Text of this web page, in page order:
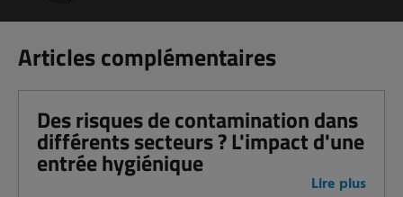
Articles complémentaires
Des risques de contamination dans
différents secteurs ? L'impact d'une
entrée hygiénique
Lire plus